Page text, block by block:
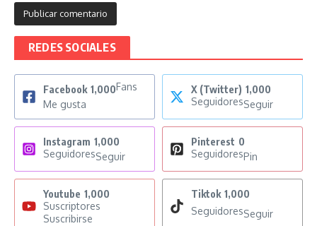
REDES SOCIALES
Facebook 1,000Fans
Me gusta
X (Twitter) 1,000
SeguidoresSeguir
Instagram 1,000
SeguidoresSeguir
Pinterest 0
SeguidoresPin
Youtube 1,000
Suscriptores
Suscribirse
Tiktok 1,000
SeguidoresSeguir